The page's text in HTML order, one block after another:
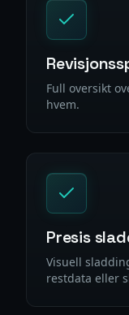
Full oversikt
hvem.
Presis
Visuell
restdata eller